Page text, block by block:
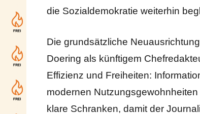
die Sozialdemokratie weiterhin
Die grundsätzliche
Doering als künftigem
Effizienz und Freiheiten:
modernen
klare Schranken, damit der